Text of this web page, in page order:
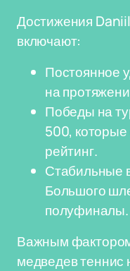
Достижения
включают:
Постоянное
на
Победы на
500,
рейтинг.
Стабильные
Большого
полуфиналы.
Важным
медведев теннис